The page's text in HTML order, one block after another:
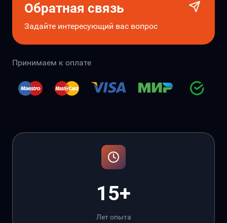
Обратная связь
Задайте интересующий вас вопрос
Принимаем к оплате
15+
Лет опыта